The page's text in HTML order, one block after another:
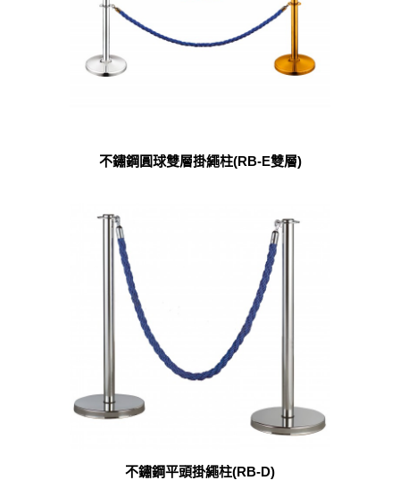
不鏽鋼圓球雙層掛繩柱(RB-E雙層)
不鏽鋼平頭掛繩柱(RB-D)